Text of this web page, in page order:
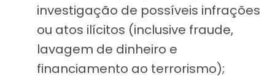
investigação de possíveis infrações
ou atos ilícitos (inclusive fraude,
lavagem de dinheiro e
financiamento ao terrorismo);